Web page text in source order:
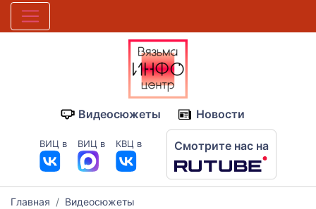
Видеосюжеты Новости
ВИЦ в ВИЦ в КВЦ в Смотрите нас на
Главная
Видеосюжеты